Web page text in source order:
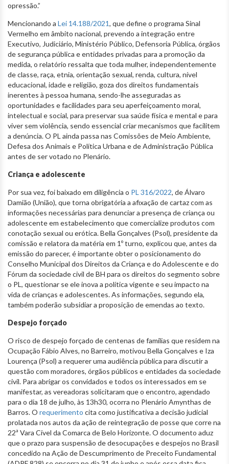
opressão.”
Mencionando a Lei 14.188/2021, que define o programa Sinal
Vermelho em âmbito nacional, prevendo a integração entre
Executivo, Judiciário, Ministério Público, Defensoria Pública, órgãos
de segurança pública e entidades privadas para a promoção da
medida, o relatório ressalta que toda mulher, independentemente
de classe, raça, etnia, orientação sexual, renda, cultura, nível
educacional, idade e religião, goza dos direitos fundamentais
inerentes à pessoa humana, sendo-lhe asseguradas as
oportunidades e facilidades para seu aperfeiçoamento moral,
intelectual e social, para preservar sua saúde física e mental e para
viver sem violência, sendo essencial criar mecanismos que facilitem
a denúncia. O PL ainda passa nas Comissões de Meio Ambiente,
Defesa dos Animais e Política Urbana e de Administração Pública
antes de ser votado no Plenário.
Criança e adolescente
Por sua vez, foi baixado em diligência o PL 316/2022, de Álvaro
Damião (União), que torna obrigatória a afixação de cartaz com as
informações necessárias para denunciar a presença de criança ou
adolescente em estabelecimento que comercialize produtos com
conotação sexual ou erótica. Bella Gonçalves (Psol), presidente da
comissão e relatora da matéria em 1º turno, explicou que, antes da
emissão do parecer, é importante obter o posicionamento do
Conselho Municipal dos Direitos da Criança e do Adolescente e do
Fórum da sociedade civil de BH para os direitos do segmento sobre
o PL, questionar se ele inova a política vigente e seu impacto na
vida de crianças e adolescentes. As informações, segundo ela,
também poderão subsidiar a proposição de emendas ao texto.
Despejo forçado
O risco de despejo forçado de centenas de famílias que residem na
Ocupação Fábio Alves, no Barreiro, motivou Bella Gonçalves e Iza
Lourença (Psol) a requerer uma audiência pública para discutir a
questão com moradores, órgãos públicos e entidades da sociedade
civil. Para abrigar os convidados e todos os interessados em se
manifestar, as vereadoras solicitaram que o encontro, agendado
para o dia 18 de julho, às 13h30, ocorra no Plenário Amynthas de
Barros. O requerimento cita como justificativa a decisão judicial
prolatada nos autos da ação de reintegração de posse que corre na
22ª Vara Cível da Comarca de Belo Horizonte. O documento aduz
que o prazo para suspensão de desocupações e despejos no Brasil
concedido na Ação de Descumprimento de Preceito Fundamental